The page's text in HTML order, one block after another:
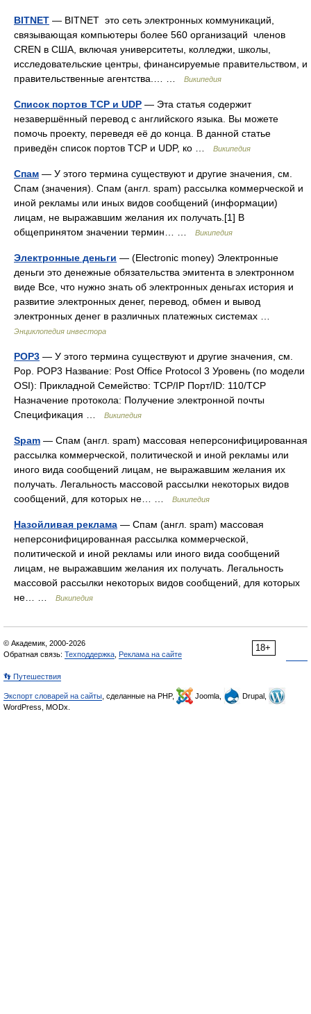
BITNET — BITNET это сеть электронных коммуникаций,
связывающая компьютеры более 560 организаций членов
CREN в США, включая университеты, колледжи, школы,
исследовательские центры, финансируемые правительством, и
правительственные агентства.… …
Википедия
Список портов TCP и UDP — Эта статья содержит
незавершённый перевод с английского языка. Вы можете
помочь проекту, переведя её до конца. В данной статье
приведён список портов TCP и UDP, ко …
Википедия
Спам — У этого термина существуют и другие значения, см.
Спам (значения). Спам (англ. spam) рассылка коммерческой и
иной рекламы или иных видов сообщений (информации)
лицам, не выражавшим желания их получать.[1] В
общепринятом значении термин… …
Википедия
Электронные деньги — (Electronic money) Электронные
деньги это денежные обязательства эмитента в электронном
виде Все, что нужно знать об электронных деньгах история и
развитие электронных денег, перевод, обмен и вывод
электронных денег в различных платежных системах …
Энциклопедия инвестора
POP3 — У этого термина существуют и другие значения, см.
Pop. POP3 Название: Post Office Protocol 3 Уровень (по модели
OSI): Прикладной Семейство: TCP/IP Порт/ID: 110/TCP
Назначение протокола: Получение электронной почты
Спецификация …
Википедия
Spam — Спам (англ. spam) массовая неперсонифицированная
рассылка коммерческой, политической и иной рекламы или
иного вида сообщений лицам, не выражавшим желания их
получать. Легальность массовой рассылки некоторых видов
сообщений, для которых не… …
Википедия
Назойливая реклама — Спам (англ. spam) массовая
неперсонифицированная рассылка коммерческой,
политической и иной рекламы или иного вида сообщений
лицам, не выражавшим желания их получать. Легальность
массовой рассылки некоторых видов сообщений, для которых
не… …
Википедия
18+
© Академик, 2000-2026
Обратная связь: Техподдержка Реклама на сайте
👣 Путешествия
Экспорт словарей на сайты , сделанные на PHP, Joomla,
Drupal,
WordPress, MODx.